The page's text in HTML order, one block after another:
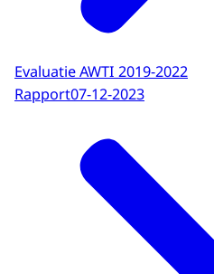
Evaluatie AWTI 2019-2022
Rapport07-12-2023